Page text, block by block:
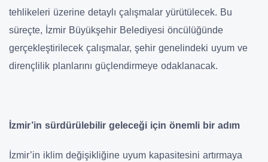
tehlikeleri üzerine detaylı çalışmalar yürütülecek. Bu
süreçte, İzmir Büyükşehir Belediyesi öncülüğünde
gerçekleştirilecek çalışmalar, şehir genelindeki uyum ve
dirençlilik planlarını güçlendirmeye odaklanacak.
İzmir’in sürdürülebilir geleceği için önemli bir adım
İzmir’in iklim değişikliğine uyum kapasitesini artırmaya